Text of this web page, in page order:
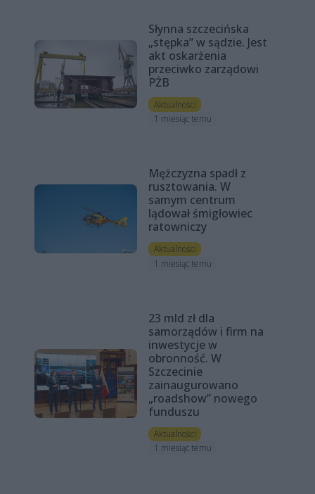
Słynna szczecińska
„stępka” w sądzie. Jest
akt oskarżenia
przeciwko zarządowi
PŻB
Aktualności
1 miesiąc temu
Mężczyzna spadł z
rusztowania. W
samym centrum
lądował śmigłowiec
ratowniczy
Aktualności
1 miesiąc temu
23 mld zł dla
samorządów i firm na
inwestycje w
obronność. W
Szczecinie
zainaugurowano
„roadshow” nowego
funduszu
Aktualności
1 miesiąc temu